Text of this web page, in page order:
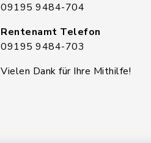
09195 9484-704
Rentenamt Telefon
09195 9484-703
Vielen Dank für Ihre Mithilfe!